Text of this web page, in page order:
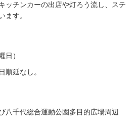
ッチンカーの出店や灯ろう流し、ステ
ます。
日）
順延なし。
八千代総合運動公園多目的広場周辺